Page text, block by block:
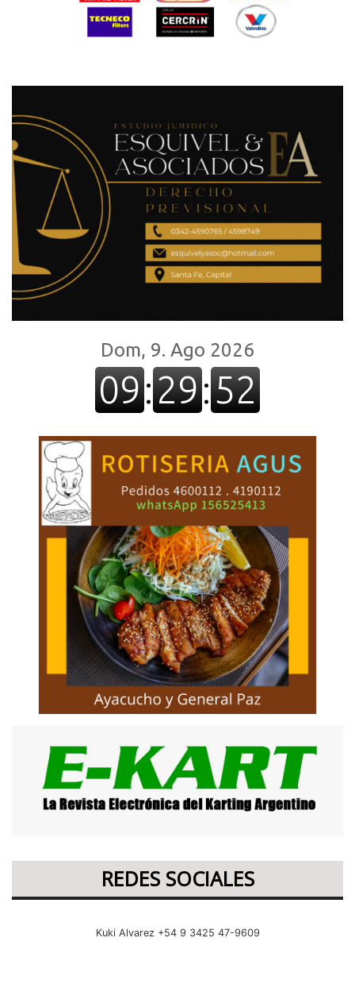
REDES SOCIALES
Kuki Alvarez +54 9 3425 47-9609